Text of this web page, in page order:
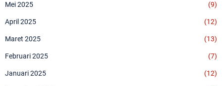
Mei 2025 (9)
April 2025 (12)
Maret 2025 (13)
Februari 2025 (7)
Januari 2025 (12)